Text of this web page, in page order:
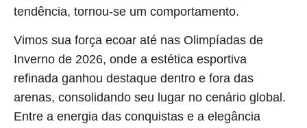
tendência, tornou-se um comportamento.
Vimos sua força ecoar até nas Olimpíadas de
Inverno de 2026, onde a estética esportiva
refinada ganhou destaque dentro e fora das
arenas, consolidando seu lugar no cenário global.
Entre a energia das conquistas e a elegância